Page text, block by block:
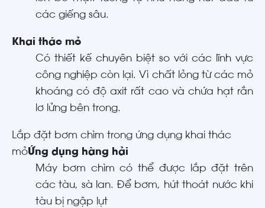
các giếng sâu.
Khai thác mỏ
Có thiết kế chuyên biệt so với các lĩnh vực
công nghiệp còn lại. Vì chất lỏng từ các mỏ
khoáng có độ axit rất cao và chứa hạt rắn
lơ lửng bên trong.
Lắp đặt bơm chìm trong ứng dụng khai thác
mỏỨng dụng hàng hải
Máy bơm chìm có thể được lắp đặt trên
các tàu, sà lan. Để bơm, hút thoát nước khi
tàu bị ngập lụt